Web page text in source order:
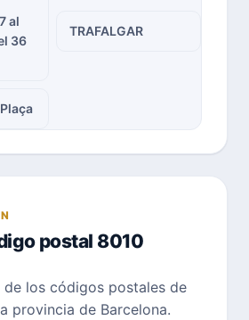
al
36
TRAFALGAR
postal 8010
de los códigos postales de
provincia de Barcelona.